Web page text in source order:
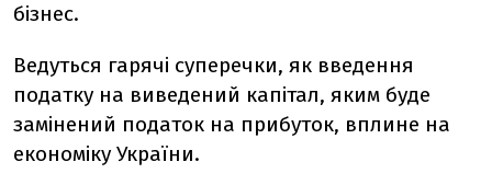
бізнес.
Ведуться гарячі суперечки, як введення
податку на виведений капітал, яким буде
замінений податок на прибуток, вплине на
економіку України.